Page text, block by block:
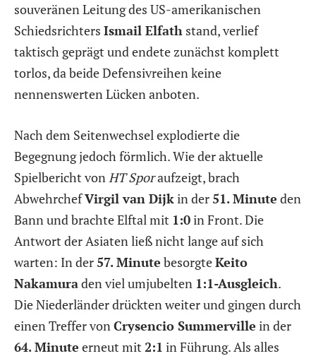
souveränen Leitung des US-amerikanischen
Schiedsrichters Ismail Elfath stand, verlief
taktisch geprägt und endete zunächst komplett
torlos, da beide Defensivreihen keine
nennenswerten Lücken anboten.
Nach dem Seitenwechsel explodierte die
Begegnung jedoch förmlich. Wie der aktuelle
Spielbericht vonHT Sporaufzeigt, brach
AbwehrchefVirgil van Dijkin der51. Minute den
Bann und brachte Elftal mit 1:0in Front. Die
Antwort der Asiaten ließ nicht lange auf sich
warten: In der57. Minute besorgteKeito
Nakamuraden viel umjubelten 1:1-Ausgleich.
Die Niederländer drückten weiter und gingen durch
einen Treffer vonCrysencio Summerville in der
64. Minute erneut mit 2:1 in Führung. Als alles